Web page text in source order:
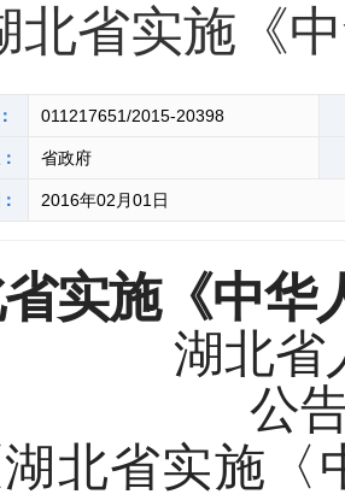
北省实施《
011217651/2015-20398
省政府
2016年02月01日
实施《中华
湖北省
公
湖北省实施